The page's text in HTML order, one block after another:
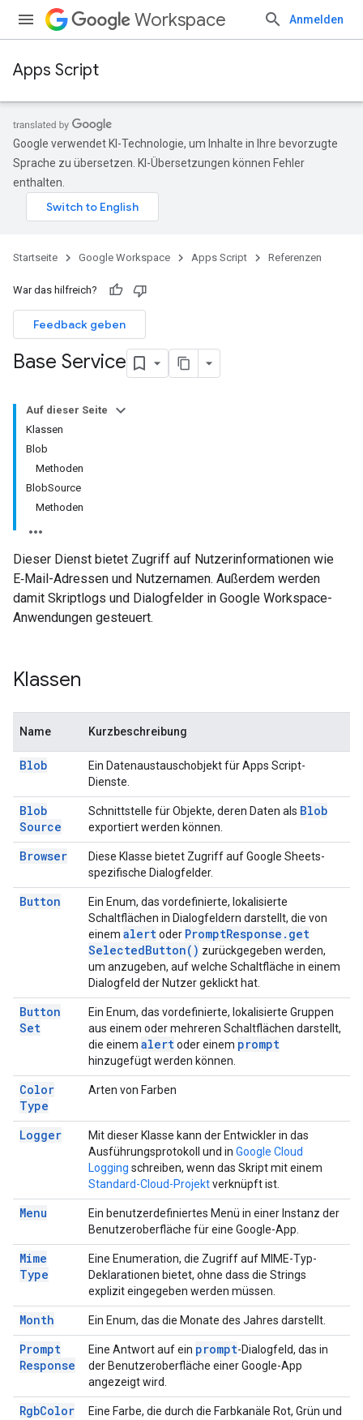
Workspace Anmelden
Apps Script
Google verwendet KI-Technologie, um Inhalte in Ihre bevorzugte
Sprache zu übersetzen. KI-Übersetzungen können Fehler
enthalten.
Startseite Google Workspace Apps Script Referenzen
War das hilfreich?
Feedback geben
Base Service
Auf dieser Seite
Klassen
Blob
Methoden
BlobSource
Methoden
Dieser Dienst bietet Zugriff auf Nutzerinformationen wie
E‑Mail-Adressen und Nutzernamen. Außerdem werden
damit Skriptlogs und Dialogfelder in Google Workspace-
Anwendungen gesteuert.
Klassen
Name Kurzbeschreibung
Blob
Ein Datenaustauschobjekt für Apps Script-
Dienste.
Blob
Source
Schnittstelle für Objekte, deren Daten als Blob
exportiert werden können.
Browser
Diese Klasse bietet Zugriff auf Google Sheets-
spezifische Dialogfelder.
Button
Ein Enum, das vordefinierte, lokalisierte
Schaltflächen in Dialogfeldern darstellt, die von
einem alertoder PromptResponse . get
SelectedButton( ) zurückgegeben werden,
um anzugeben, auf welche Schaltfläche in einem
Dialogfeld der Nutzer geklickt hat.
Button
Set
Ein Enum, das vordefinierte, lokalisierte Gruppen
aus einem oder mehreren Schaltflächen darstellt,
die einem alertoder einem prompt
hinzugefügt werden können.
Color
Type
Arten von Farben
Logger
Mit dieser Klasse kann der Entwickler in das
Ausführungsprotokoll und in Google Cloud
Logging schreiben, wenn das Skript mit einem
Standard-Cloud-Projektverknüpft ist.
Menu
Ein benutzerdefiniertes Menü in einer Instanz der
Benutzeroberfläche für eine Google-App.
Mime
Type
Eine Enumeration, die Zugriff auf MIME-Typ-
Deklarationen bietet, ohne dass die Strings
explizit eingegeben werden müssen.
Month Ein Enum, das die Monate des Jahres darstellt.
Prompt
Response
Eine Antwort auf ein prompt-Dialogfeld, das in
der Benutzeroberfläche einer Google-App
angezeigt wird.
RgbColor
Eine Farbe, die durch die Farbkanäle Rot, Grün und